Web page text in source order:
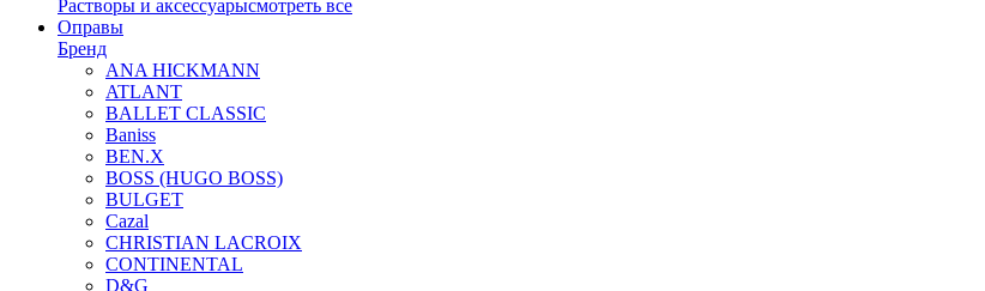
Растворы и аксессуарысмотреть все
Оправы
Бренд
ANA HICKMANN
ATLANT
BALLET CLASSIC
Baniss
BEN.X
BOSS (HUGO BOSS)
BULGET
Cazal
CHRISTIAN LACROIX
CONTINENTAL
D&G